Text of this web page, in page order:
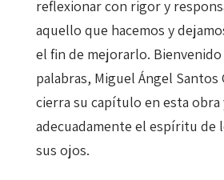
reflexionar con rigor y
aquello que hacemos y
el fin de mejorarlo. Bienvenido
palabras, Miguel Ángel Santos
cierra su capítulo en esta obra
adecuadamente el espíritu de
sus ojos.